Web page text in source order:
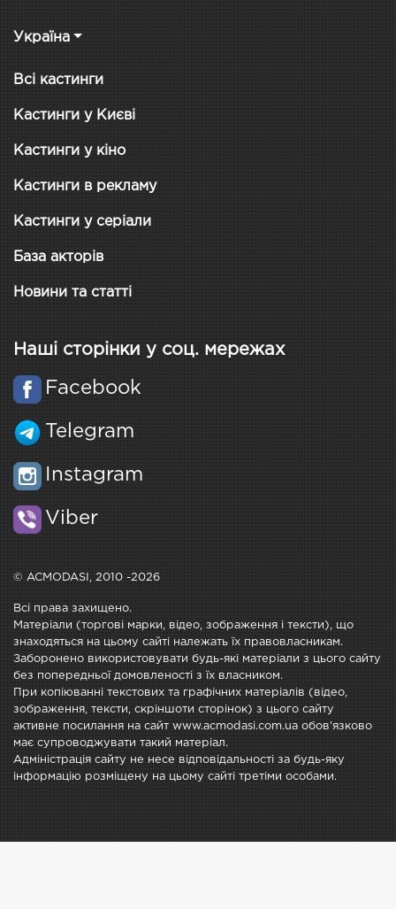
Україна
Всі кастинги
Кастинги у Києві
Кастинги у кіно
Кастинги в рекламу
Кастинги у серіали
База акторів
Новини та статті
Наші сторінки у соц. мережах
Facebook
Telegram
Instagram
Viber
© ACMODASI, 2010 -2026
Всі права захищено.
Матеріали (торгові марки, відео, зображення і тексти), що
знаходяться на цьому сайті належать їх правовласникам.
Заборонено використовувати будь-які матеріали з цього сайту
без попередньої домовленості з їх власником.
При копіюванні текстових та графічних матеріалів (відео,
зображення, тексти, скріншоти сторінок) з цього сайту
активне посилання на сайт www.acmodasi.com.ua обов'язково
має супроводжувати такий матеріал.
Адміністрація сайту не несе відповідальності за будь-яку
інформацію розміщену на цьому сайті третіми особами.